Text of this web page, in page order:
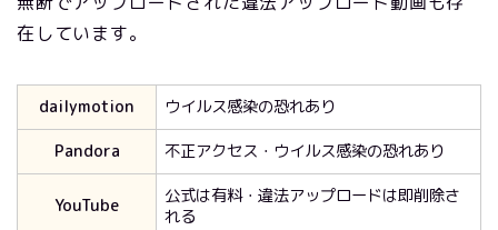
在しています。
dailymotion
ウイルス感染の恐れあり
Pandora
不正アクセス・ウイルス感染の恐れあり
YouTube
公式は有料・違法アップロードは即削除さ
れる